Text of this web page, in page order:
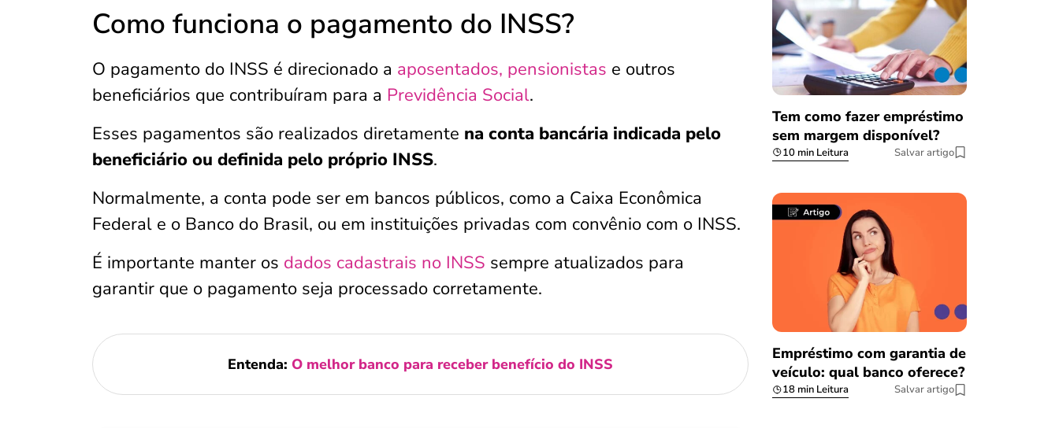
Como funciona o pagamento do INSS?
O pagamento do INSS é direcionado a aposentados, pensionistas e outros
beneficiários que contribuíram para a Previdência Social.
Esses pagamentos são realizados diretamente na conta bancária indicada pelo
beneficiário ou definida pelo próprio INSS.
Normalmente, a conta pode ser em bancos públicos, como a Caixa Econômica
Federal e o Banco do Brasil, ou em instituições privadas com convênio com o INSS.
É importante manter os dados cadastrais no INSS sempre atualizados para
garantir que o pagamento seja processado corretamente.
Entenda: O melhor banco para receber benefício do INSS
Tem como fazer empréstimo
sem margem disponível?
10 min Leitura Salvar artigo
Empréstimo com garantia de
veículo: qual banco oferece?
18 min Leitura Salvar artigo